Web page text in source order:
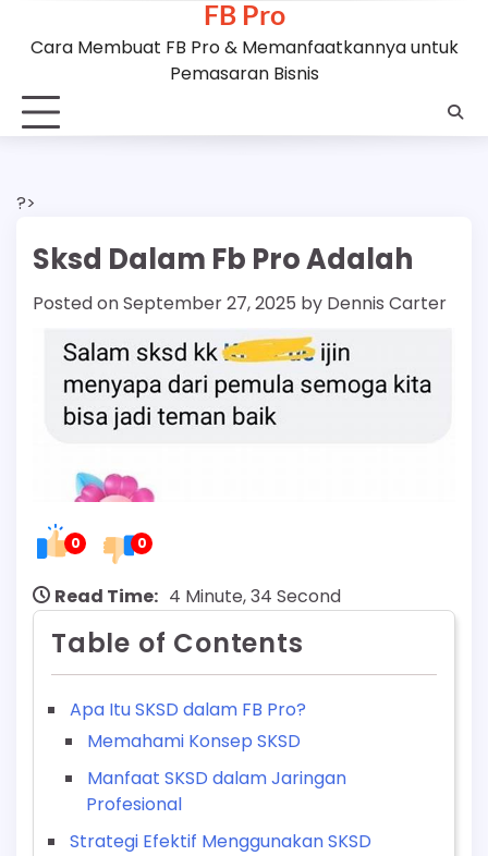
FB Pro
Cara Membuat FB Pro & Memanfaatkannya untuk
Pemasaran Bisnis
?>
Sksd Dalam Fb Pro Adalah
Posted onSeptember 27, 2025 by Dennis Carter
0 0
Read Time: 4 Minute, 34 Second
Table of Contents
Apa Itu SKSD dalam FB Pro?
Memahami Konsep SKSD
Manfaat SKSD dalam Jaringan
Profesional
Strategi Efektif Menggunakan SKSD